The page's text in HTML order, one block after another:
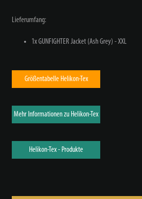
Lieferumfang:
1x GUNFIGHTER Jacket (Ash Grey) - XXL
Größentabelle Helikon-Tex
Mehr Informationen zu Helikon-Tex
Helikon-Tex - Produkte